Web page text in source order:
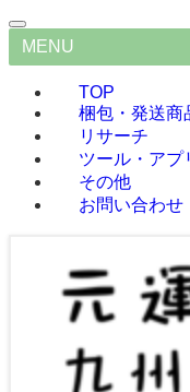
MENU
TOP
梱包・発送商
リサーチ
ツール・アプ
その他
お問い合わせ